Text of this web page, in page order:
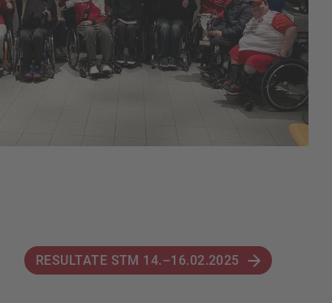
RESULTATE STM 14.–16.02.2025